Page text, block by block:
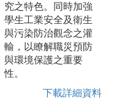
究之特色。同時加強
學生工業安全及衛生
與污染防治觀念之灌
輸，以瞭解職災預防
與環境保護之重要
性。
下載詳細資料